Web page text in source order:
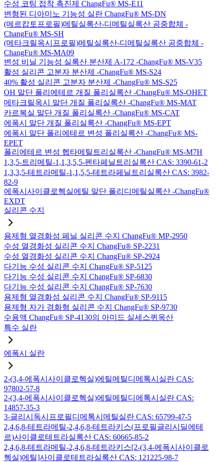
수성 코팅 접착 촉진제 ChangFu® MS-E11
변형된 디아미노 기능성 실란 ChangFu® MS-DN
(메르캅토프로필)메틸실록산-디메틸실록산 공중합체 -
ChangFu® MS-SH
(메타크릴옥시프로필)메틸실록산-디메틸실록산 공중합체 -
ChangFu® MS-MA09
변성 비닐 기능성 실록산 분산제 A-172 -ChangFu® MS-V35
활성 실리콘 고분자 분산제 -ChangFu® MS-S24
40% 활성 실리콘 고분자 분산제 -ChangFu® MS-S25
OH 말단 폴리에테르 개질 폴리실록산 -ChangFu® MS-OHET
메타크릴옥시 말단 개질 폴리실록산 -ChangFu® MS-MAT
카르복실 말단 개질 폴리실록산 -ChangFu® MS-CAT
에폭시 말단 개질 폴리실록산 -ChangFu® MS-EPT
에폭시 말단 폴리에테르 변성 폴리실록산 -ChangFu® MS-
EPET
폴리에테르 변성 헵타메틸트리실록산 -ChangFu® MS-M7H
1,3,5-트리메틸-1,1,3,5,5-펜타페닐트리실록산 CAS: 3390-61-2
1,3,3,5-테트라메틸-1,1,5,5-테트라페닐트리실록산 CAS: 3982-
82-9
에폭시사이클로헥실에틸 말단 폴리디메틸실록산 -ChangFu®
EXDT
실리콘 수지
용제형 열경화성 페닐 실리콘 수지 ChangFu® MP-2950
수성 열경화성 실리콘 수지 ChangFu® SP-2231
수성 열경화성 실리콘 수지 ChangFu® SP-2924
다기능 수성 실리콘 수지 ChangFu® SP-5125
다기능 수성 실리콘 수지 ChangFu® SP-6830
다기능 수성 실리콘 수지 ChangFu® SP-7630
용제형 열경화성 실리콘 수지 ChangFu® SP-9115
용제형 자가 경화형 실리콘 수지 ChangFu® SP-9730
수용액 ChangFu® SP-4130의 아미드 실세스퀴옥산
특수 실란
에폭시 실란
2-(3,4-에폭시사이클로헥실)에틸메틸디메톡시실란 CAS:
97802-57-8
2-(3,4-에폭시사이클로헥실)에틸메틸디에톡시실란 CAS:
14857-35-3
3-글리시독시프로필디메톡시메틸실란 CAS: 65799-47-5
2,4,6,8-테트라메틸-2,4,6,8-테트라키스(프로필글리시딜에테
르)사이클로테트라실록산 CAS: 60665-85-2
2,4,6,8-테트라메틸-2,4,6,8-테트라키스[2-(3,4-에폭시사이클로
헥실)에틸]사이클로테트라실록산 CAS: 121225-98-7